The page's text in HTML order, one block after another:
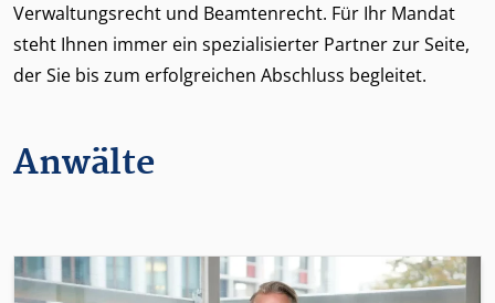
Verwaltungsrecht und Beamtenrecht. Für Ihr Mandat
steht Ihnen immer ein spezialisierter Partner zur Seite,
der Sie bis zum erfolgreichen Abschluss begleitet.
Anwälte